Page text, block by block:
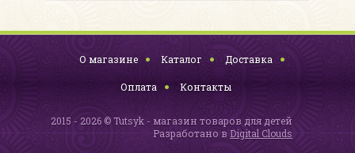
О магазине Каталог Доставка
Оплата Контакты
2015 - 2026 © Tutsyk - магазин товаров для детей
Разработано в Digital Clouds